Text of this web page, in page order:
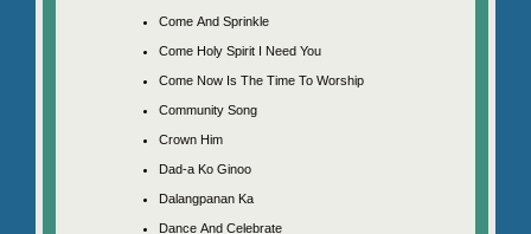
Come And Sprinkle
Come Holy Spirit I Need You
Come Now Is The Time To Worship
Community Song
Crown Him
Dad-a Ko Ginoo
Dalangpanan Ka
Dance And Celebrate